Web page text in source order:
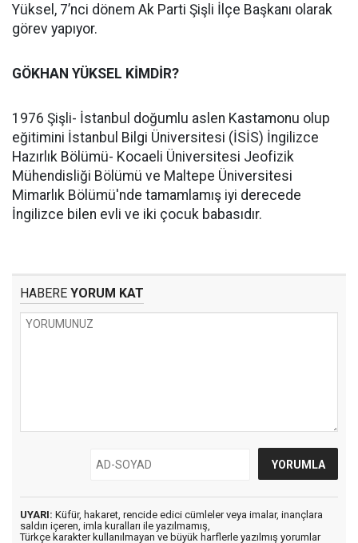
Yüksel, 7’nci dönem Ak Parti Şişli İlçe Başkanı olarak
görev yapıyor.
GÖKHAN YÜKSEL KİMDİR?
1976 Şişli- İstanbul doğumlu aslen Kastamonu olup
eğitimini İstanbul Bilgi Üniversitesi (İSİS) İngilizce
Hazırlık Bölümü- Kocaeli Üniversitesi Jeofizik
Mühendisliği Bölümü ve Maltepe Üniversitesi
Mimarlık Bölümü'nde tamamlamış iyi derecede
İngilizce bilen evli ve iki çocuk babasıdır.
HABERE YORUM KAT
UYARI: Küfür, hakaret, rencide edici cümleler veya imalar, inançlara
saldırı içeren, imla kuralları ile yazılmamış,
Türkçe karakter kullanılmayan ve büyük harflerle yazılmış yorumlar